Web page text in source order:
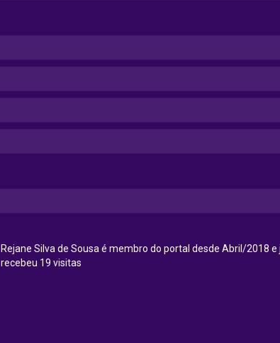
Rejane Silva de Sousa é membro do portal desde Abril/2018 e
recebeu 19 visitas